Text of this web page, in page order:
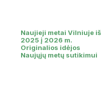
Naujieji metai Vilniuje iš
2025 į 2026 m.
Originalios idėjos
Naujųjų metų sutikimui